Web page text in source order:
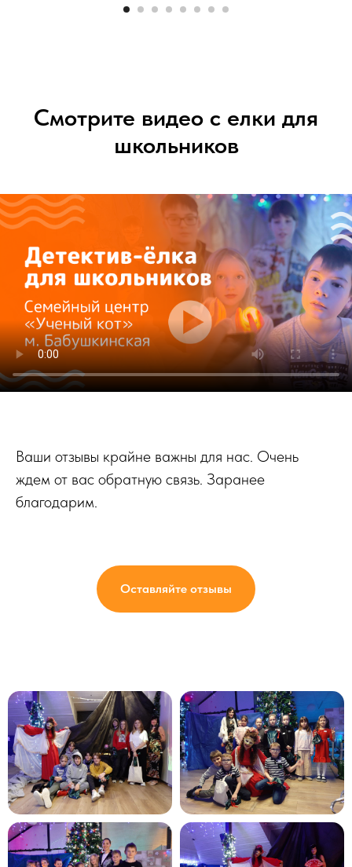
Смотрите видео с елки для
школьников
Ваши отзывы крайне важны для нас. Очень
ждем от вас обратную связь. Заранее
благодарим.
Оставляйте отзывы